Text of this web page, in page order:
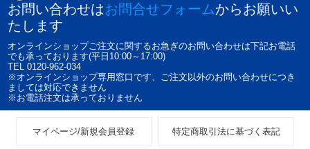
お問い合わせはお問合せフォームからお願いい
たします
オンラインショップご注文に関するお急ぎのお問い合わせは下記お電話
でも承っております(平日10:00～17:00)
TEL 0120-962-034
※オンラインショップ専用窓口です、ご注文以外のお問い合わせにつき
ましては対応できません
※お電話注文は承っておりません
マイページ/新規会員登録 特定商取引法に基づく表記